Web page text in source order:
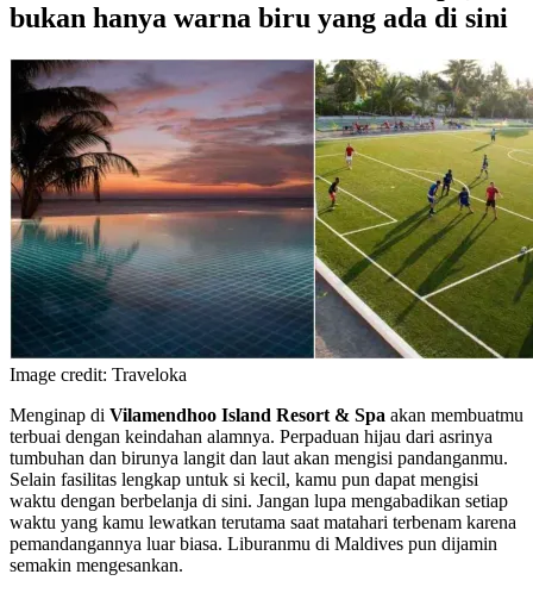
bukan hanya warna biru yang ada di sini
Image credit: Traveloka
Menginap di Vilamendhoo Island Resort & Spa akan membuatmu
terbuai dengan keindahan alamnya. Perpaduan hijau dari asrinya
tumbuhan dan birunya langit dan laut akan mengisi pandanganmu.
Selain fasilitas lengkap untuk si kecil, kamu pun dapat mengisi
waktu dengan berbelanja di sini. Jangan lupa mengabadikan setiap
waktu yang kamu lewatkan terutama saat matahari terbenam karena
pemandangannya luar biasa. Liburanmu di Maldives pun dijamin
semakin mengesankan.